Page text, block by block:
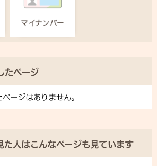
たページ
ージはありません。
た人はこんなページも見ています